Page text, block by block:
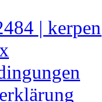
|